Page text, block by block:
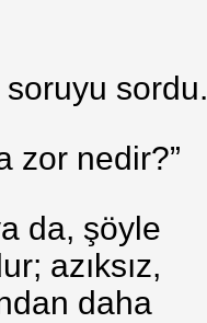
sordu.
zor nedir?”
da, şöyle
azıksız,
daha